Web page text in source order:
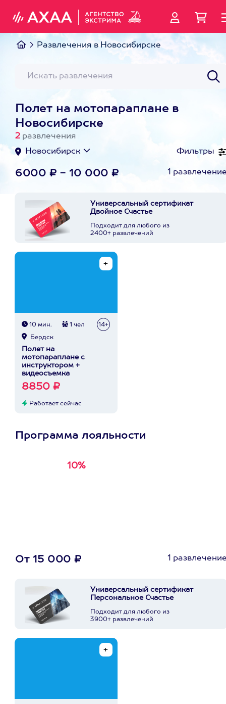
Развлечения в Новосибирске
Полет на мотопараплане в
Новосибирске
2 развлечения
Фильтры
Новосибирск
6000 ₽ - 10 000 ₽ 1
Универсальный сертификат
Двойное Счастье
Подходит для любого из
2400+ развлечений
10 мин. 1 чел 14+
Бердск
Полет на
мотопараплане с
инструктором +
видеосъемка
8850 ₽
Работает сейчас
Программа лояльности
10%
От 15 000 ₽ 1
Универсальный сертификат
Персональное Счастье
Подходит для любого из
3900+ развлечений